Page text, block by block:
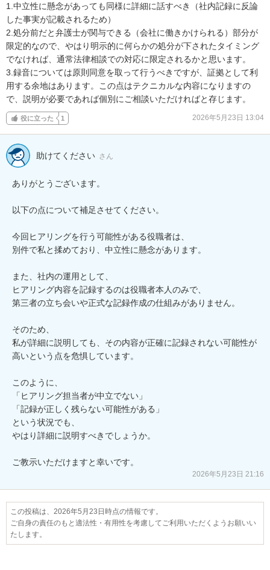
1.中立性に懸念があっても同様に詳細に話すべき（社内記録に反論
した事実が記載されるため）
2.処分前だと弁護士が関与できる（会社に働きかけられる）部分が
限定的なので、やはり明示的に何らかの処分が下されたタイミング
でなければ、通常法律相談での対応に限定されるかと思います。
3.録音については原則同意を取って行うべきですが、証拠として利
用する余地はあります。この点はテクニカルな内容になりますの
で、説明が必要であれば個別にご相談いただければと存じます。
役に立った 1 2026年5月23日 13:04
助けてください さん
ありがとうございます。
以下の点について補足させてください。
今回ヒアリングを行う可能性がある役職者は、
別件で私と揉めており、中立性に懸念があります。
また、社内の運用として、
ヒアリング内容を記録するのは役職者本人のみで、
第三者の立ち会いや正式な記録作成の仕組みがありません。
そのため、
私が詳細に説明しても、その内容が正確に記録されない可能性が
高いという点を危惧しています。
このように、
「ヒアリング担当者が中立でない」
「記録が正しく残らない可能性がある」
という状況でも、
やはり詳細に説明すべきでしょうか。
ご教示いただけますと幸いです。
2026年5月23日 21:16
この投稿は、2026年5月23日時点の情報です。
ご自身の責任のもと適法性・有用性を考慮してご利用いただくようお願いい
たします。